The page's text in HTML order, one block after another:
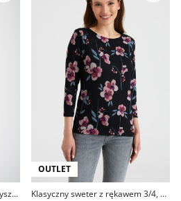
Elegancki, czarny kardigan z błyszcząca nitką
OUTLET
Klasyczny sweter z rękawem 3/4, nadruk w różowe kwiaty